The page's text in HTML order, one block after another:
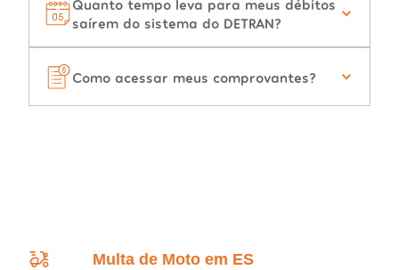
Quanto tempo leva para meus débitos
saírem do sistema do DETRAN?
Como acessar meus comprovantes?
Multa de Moto em ES